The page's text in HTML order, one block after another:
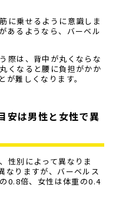
に乗せるように意識しま
あるようなら、バーベル
際は、背中が丸くならな
くなると腰に負担がかか
が難しくなります。
安は男性と女性で異
性別によって異なりま
なりますが、バーベルス
0.8倍、女性は体重の0.4